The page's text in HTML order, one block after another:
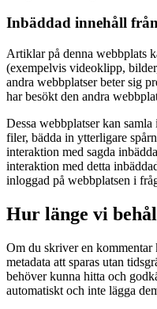
Inbäddad innehåll
Artiklar på denna webbplats
(exempelvis videoklipp,
andra webbplatser beter sig
har besökt den andra
Dessa webbplatser kan
filer, bädda in ytterligare
interaktion med sagda
interaktion med detta
inloggad på webbplatsen i
Hur länge vi
Om du skriver en kommentar
metadata att sparas utan
behöver kunna hitta och
automatiskt och inte lägga